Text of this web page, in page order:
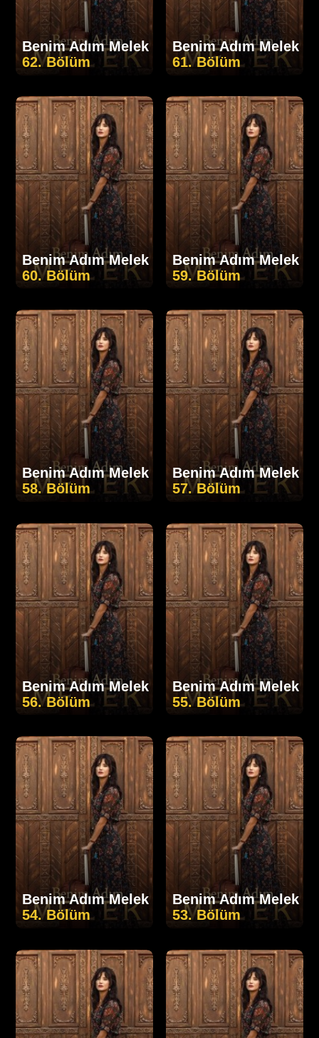
Benim Adım Melek
62. Bölüm
Benim Adım Melek
61. Bölüm
Benim Adım Melek
60. Bölüm
Benim Adım Melek
59. Bölüm
Benim Adım Melek
58. Bölüm
Benim Adım Melek
57. Bölüm
Benim Adım Melek
56. Bölüm
Benim Adım Melek
55. Bölüm
Benim Adım Melek
54. Bölüm
Benim Adım Melek
53. Bölüm